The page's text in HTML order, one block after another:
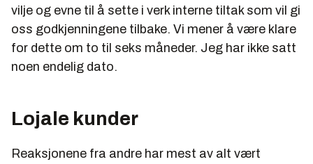
vilje og evne til å sette i verk interne tiltak som vil gi
oss godkjenningene tilbake. Vi mener å være klare
for dette om to til seks måneder. Jeg har ikke satt
noen endelig dato.
Lojale kunder
Reaksjonene fra andre har mest av alt vært